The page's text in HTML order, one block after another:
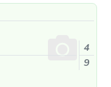
4
9